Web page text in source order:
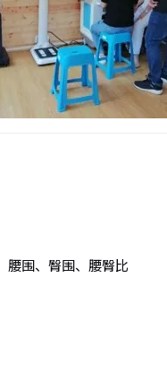
腰围、臀围、腰臀比